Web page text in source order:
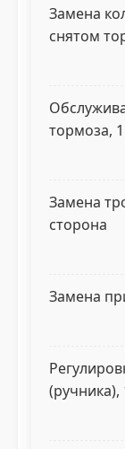
Замена
снятом
тормоза,
Замена
сторона
Замена
(ручника),